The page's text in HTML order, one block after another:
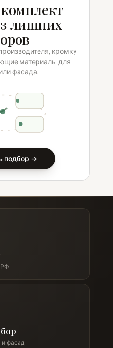
лишних
кромку
материалы для
фасада.
подбор →
РФ
и фасад